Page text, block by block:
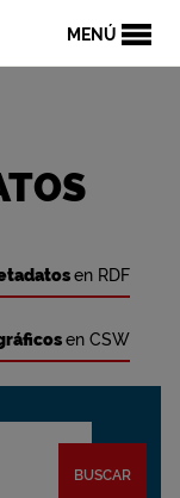
MENÚ
en RDF
en CSW
BUSCAR